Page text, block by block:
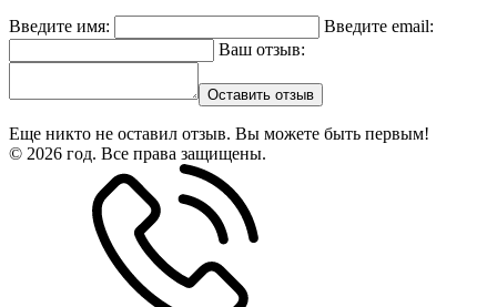
Введите имя:
Введите email:
Ваш отзыв:
Оставить отзыв
Еще никто не оставил отзыв. Вы можете быть первым!
© 2026 год. Все права защищены.